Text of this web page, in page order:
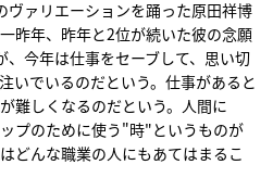
ァリエーションを踊った原田祥博
昨年、昨年と2位が続いた彼の念願
今年は仕事をセーブして、思い切
いでいるのだという。仕事があると
難しくなるのだという。人間に
プのために使う"時"というものが
どんな職業の人にもあてはまるこ